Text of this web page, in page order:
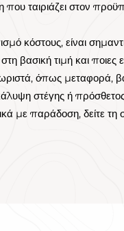
που ταιριάζει στον
κόστους, είναι
βασική τιμή και ποιες
όπως μεταφορά,
στέγης ή
με παράδοση, δείτε τη